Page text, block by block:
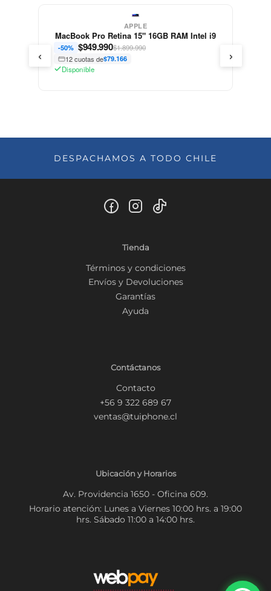
APPLE
MacBook Pro Retina 15" 16GB RAM Intel i9
-50% $949.990$1.899.990
12 cuotas de$79.166
Disponible
‹ ›
DESPACHAMOS A TODO CHILE
Tienda
Términos y condiciones
Envíos y Devoluciones
Garantías
Ayuda
Contáctanos
Contacto
+56 9 322 689 67
ventas@tuiphone.cl
Ubicación y Horarios
Av. Providencia 1650 - Oficina 609.
Horario atención: Lunes a Viernes 10:00 hrs. a 19:00
hrs. Sábado 11:00 a 14:00 hrs.